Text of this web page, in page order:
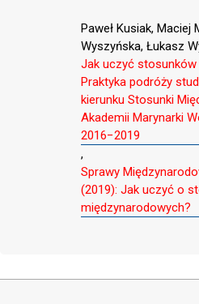
Paweł Kusiak, Maciej
Wyszyńska, Łukasz
Jak uczyć
Praktyka podróży
kierunku Stosunki
Akademii Marynarki
2016−2019
,
Sprawy
(2019): Jak uczyć o
międzynarodowych?